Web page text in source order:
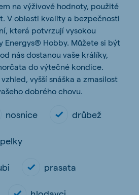
na výživové hodnoty, použité
V oblasti kvality a bezpečnosti
která potvrzují vysokou
Energys® Hobby. Můžete si být
nás dostanou vaše králíky,
do výtečné kondice.
vyšší snáška a zmasilost
dobrého chovu.
nosnice drůbež
prasata